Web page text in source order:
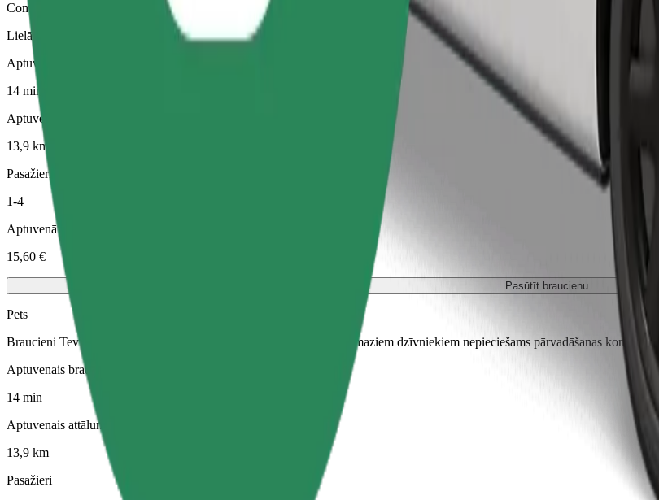
Comfort
Lielāki auto ar papildu vietu kājām un mantām
Aptuvenais brauciena ilgums
14 min
Aptuvenais attālums
13,9 km
Pasažieri
1-4
Aptuvenā cena
15,60 €
Pasūtīt braucienu
Pets
Braucieni Tev un Tavam mājdzīvniekam. Suņiem jāvalkā purngals, maziem dzīvniekiem nepieciešams pārvadāšanas
Aptuvenais brauciena ilgums
14 min
Aptuvenais attālums
13,9 km
Pasažieri